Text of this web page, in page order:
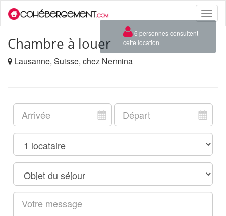
Toggle
Chambre à louer
Lausanne, Suisse, chez Nermina
×
6 personnes consultent
cette location